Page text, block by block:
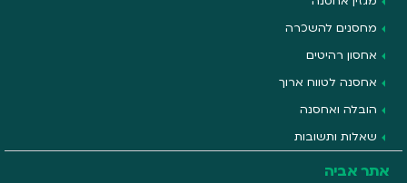
מחסנים להשכרה
אחסון רהיטים
אחסנה לטווח ארוך
הובלה ואחסנה
שאלות ותשובות
אתר אביה